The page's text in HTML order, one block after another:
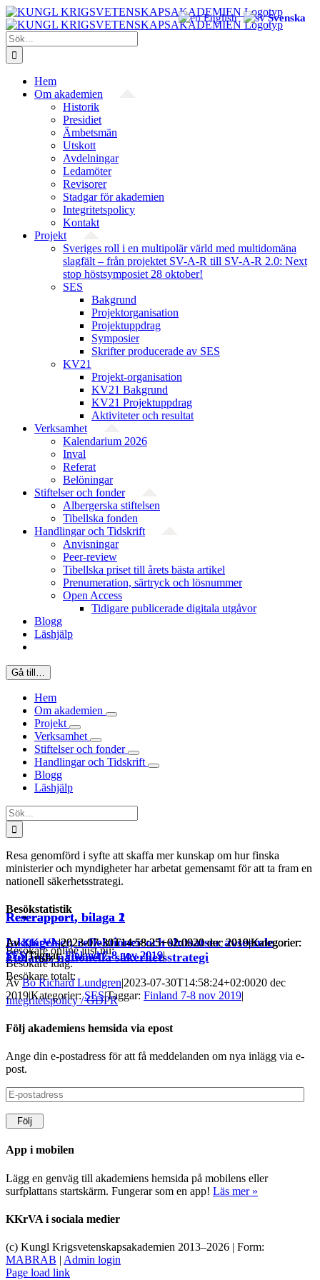
Fortsätt
till
innehållet
Sök
efter:
Hem
Om akademien
Historik
Presidiet
Ämbetsmän
Utskott
Avdelningar
Ledamöter
Revisorer
Stadgar för akademien
Integritetspolicy
Kontakt
Projekt
Sveriges roll i en multipolär värld med multidomäna
slagfält – från projektet SV-A-R till SV-A-R 2.0: Next
stop höstsymposiet 28 oktober!
SES
Bakgrund
Projekt­organisation
Projektuppdrag
Symposier
Skrifter producerade av SES
KV21
Projekt-organisation
KV21 Bakgrund
KV21 Projektuppdrag
Aktiviteter och resultat
Verksamhet
Kalendarium 2026
Inval
Referat
Belöningar
Stiftelser och fonder
Albergerska stiftelsen
Tibellska fonden
Handlingar och Tidskrift
Anvisningar
Peer-review
Tibellska priset till årets bästa artikel
Prenumeration, särtryck och lösnummer
Open Access
Tidigare publicerade digitala utgåvor
Blogg
Läshjälp
Gå till…
Hem
Om akademien
Projekt
Verksamhet
Stiftelser och fonder
Handlingar och Tidskrift
Blogg
Läshjälp
Sök
efter:
Resa genomförd i syfte att skaffa mer kunskap om hur finska
ministerier och myndigheter har arbetat gemensamt för att ta fram en
nationell säkerhetsstrategi.
Iakttagelser, reflektioner och slutsatser avseende
Finlands nationella säkerhetsstrategi
AvBo Richard Lundgren|2023-07-30T14:58:24+02:0020 dec
2019|Kategorier:SES|Taggar: Finland 7-8 nov 2019|
Reserapport, bilaga 2
AvKKrVA|2023-07-30T14:58:25+02:0020 dec 2019|Kategorier:
SES|Taggar:Finland 7-8 nov 2019|
Reserapport, bilaga 1
AvKKrVA|2023-07-30T14:58:25+02:0020 dec 2019|Kategorier:
SES|Taggar:Finland 7-8 nov 2019|
Reserapport
AvKKrVA|2023-07-30T14:58:25+02:0020 dec 2019|Kategorier:
SES|Taggar:Finland 7-8 nov 2019|
Besökstatistik
Besökare online just nu:
Besökare idag:
Besökare totalt:
Integritetspolicy / GDPR
Följ akademiens hemsida via epost
Ange din e-postadress för att få meddelanden om nya inlägg via e-
post.
E-
postadress
Följ
App i mobilen
Lägg en genväg till akademiens hemsida på mobilens eller
surfplattans startskärm. Fungerar som en app! Läs mer »
KKrVA i sociala medier
(c) Kungl Krigsvetenskapsakademien 2013–2026 | Form:
MABRAB | Admin login
Page load link
English Svenska